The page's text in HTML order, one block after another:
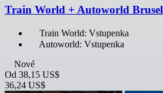
Train World + Autoworld Brusel
Train World: Vstupenka
Autoworld: Vstupenka
Nové
Od 38,15 US$
36,24 US$